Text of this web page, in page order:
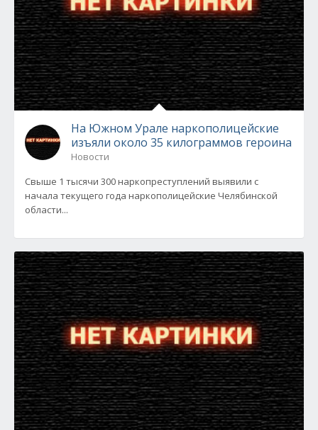
На Южном Урале наркополицейские
изъяли около 35 килограммов героина
Новости
Свыше 1 тысячи 300 наркопреступлений выявили с
начала текущего года наркополицейские Челябинской
области...